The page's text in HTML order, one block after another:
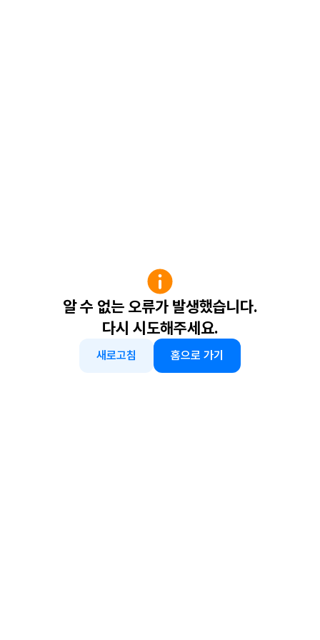
알 수 없는 오류가 발생했습니다.
다시 시도해주세요.
새로고침 홈으로 가기